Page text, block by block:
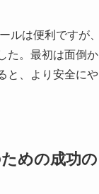
ルは便利ですが
た。最初は面倒
、より安全にや
めの成功